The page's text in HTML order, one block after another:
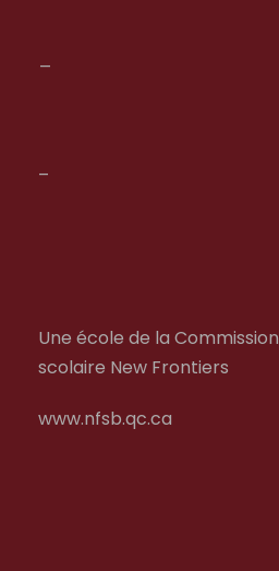
–
Une école de la Commission
scolaire New Frontiers
www.nfsb.qc.ca